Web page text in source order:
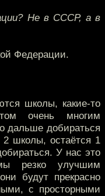
Не в СССР, а в
Федерации.
школы, какие-то
очень многим
дальше добираться
школы, остаётся 1
У нас это
резко улучшим
будут прекрасно
с просторными